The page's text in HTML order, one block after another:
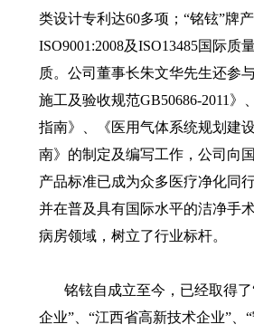
类设计专利达60多项；“铭铉”牌
ISO9001:2008及ISO13485国际质
质。公司董事长朱文华先生还参
施工及验收规范GB50686-2011》
指南》、《医用气体系统规划建
南》的制定及编写工作，公司向
产品标准已成为众多医疗净化同
并在普及具有国际水平的洁净手
病房领域，树立了行业标杆。
铭铉自成立至今，已经取得了
企业”、“江西省高新技术企业”、